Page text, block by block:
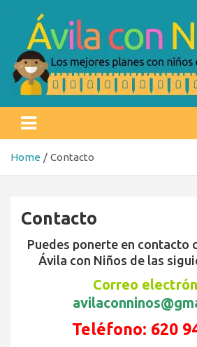
content
Ávila con niños
Home Contacto
Contacto
Puedes ponerte en contacto
Ávila con Niños de las
Correo
Teléfono: 620